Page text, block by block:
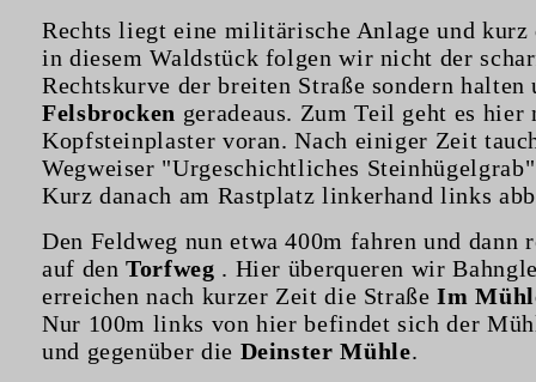
Rechts liegt eine militärische Anlage und kurz
in diesem Waldstück folgen wir nicht der
Rechtskurve der breiten Straße sondern halten
Felsbrocken geradeaus. Zum Teil geht es hier
Kopfsteinplaster voran. Nach einiger Zeit
Wegweiser "Urgeschichtliches
Kurz danach am Rastplatz linkerhand links
Den Feldweg nun etwa 400m fahren und dann
auf denTorfweg . Hier überqueren wir
erreichen nach kurzer Zeit die StraßeIm
Nur 100m links von hier befindet sich der
und gegenüber die Deinster Mühle.